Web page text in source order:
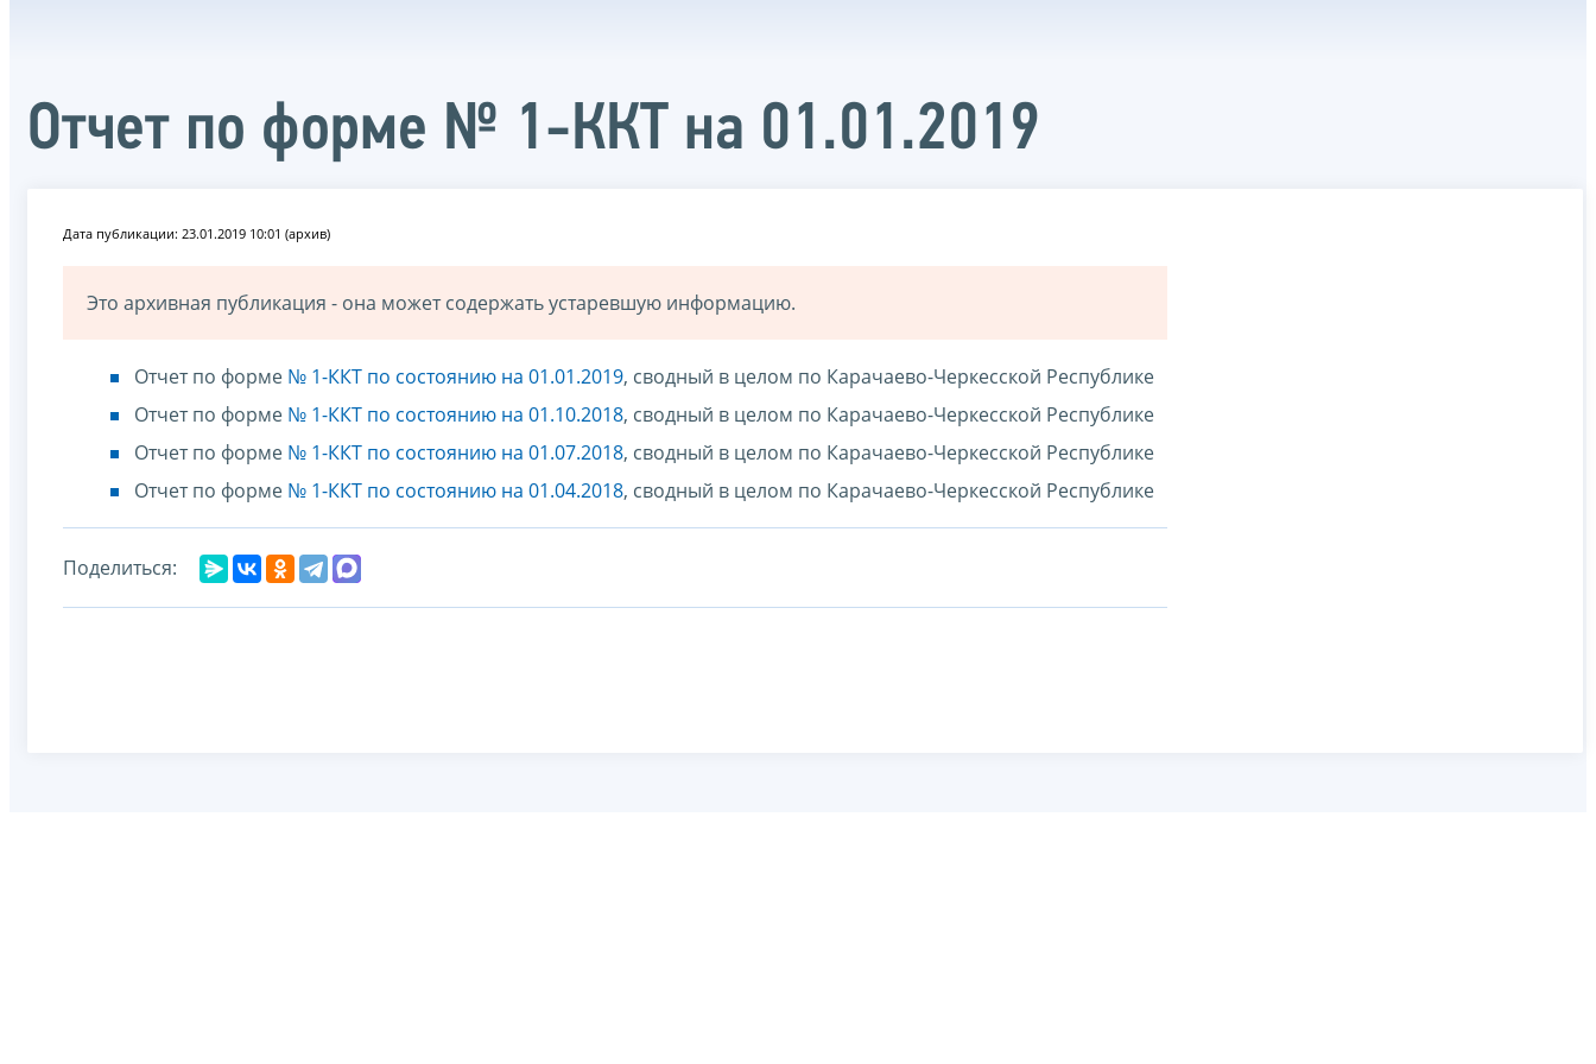
Отчет по форме № 1-ККТ на 01.01.2019
Дата публикации: 23.01.2019 10:01 (архив)
Это архивная публикация - она может содержать устаревшую информацию.
Отчет по форме № 1-ККТ по состоянию на 01.01.2019, сводный в целом по Карачаево-Черкесской Республике
Отчет по форме № 1-ККТ по состоянию на 01.10.2018, сводный в целом по Карачаево-Черкесской Республике
Отчет по форме № 1-ККТ по состоянию на 01.07.2018, сводный в целом по Карачаево-Черкесской Республике
Отчет по форме № 1-ККТ по состоянию на 01.04.2018, сводный в целом по Карачаево-Черкесской Республике
Поделиться: